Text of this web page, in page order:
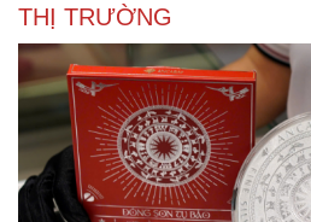
THỊ TRƯỜNG